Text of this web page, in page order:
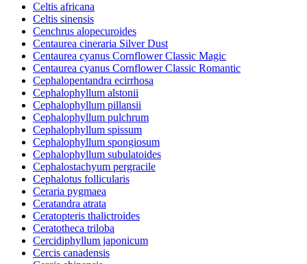
Celtis africana
Celtis sinensis
Cenchrus alopecuroides
Centaurea cineraria Silver Dust
Centaurea cyanus Cornflower Classic Magic
Centaurea cyanus Cornflower Classic Romantic
Cephalopentandra ecirrhosa
Cephalophyllum alstonii
Cephalophyllum pillansii
Cephalophyllum pulchrum
Cephalophyllum spissum
Cephalophyllum spongiosum
Cephalophyllum subulatoides
Cephalostachyum pergracile
Cephalotus follicularis
Ceraria pygmaea
Ceratandra atrata
Ceratopteris thalictroides
Ceratotheca triloba
Cercidiphyllum japonicum
Cercis canadensis